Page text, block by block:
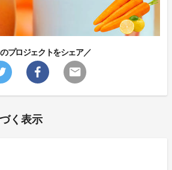
プロジェクトをシェア／
く表示